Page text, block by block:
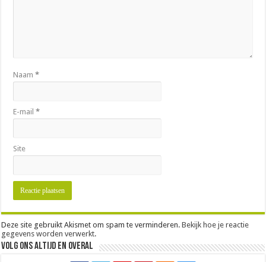
Naam*
E-mail*
Site
Deze site gebruikt Akismet om spam te verminderen.Bekijk hoe je reactie
gegevens worden verwerkt.
Volg ons altijd en overal